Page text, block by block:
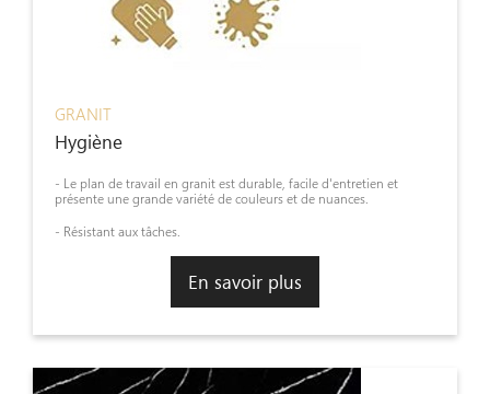
GRANIT
Hygiène
- Le plan de travail en granit est durable, facile d'entretien et
présente une grande variété de couleurs et de nuances.
- Résistant aux tâches.
En savoir plus